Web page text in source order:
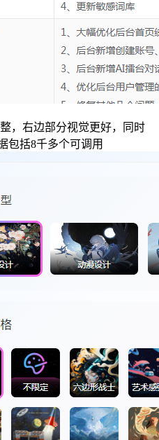
，右边部分视觉更好，同时
包括8千多个可调用